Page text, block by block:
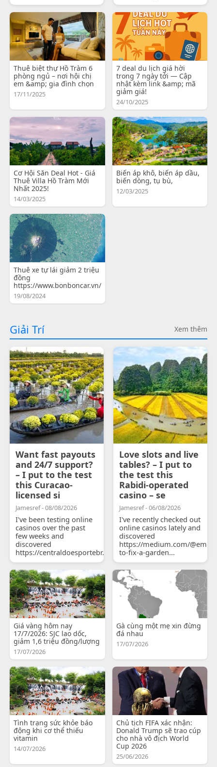
Thuê biệt thự Hồ Tràm 6
phòng ngủ – nơi hội chị
em &amp; gia đình chọn
17/11/2025
7 deal du lịch giá hời
trong 7 ngày tới — Cập
nhật kèm link &amp; mã
giảm giá!
24/10/2025
Cơ Hội Săn Deal Hot - Giá
Thuê Villa Hồ Tràm Mới
Nhất 2025!
14/03/2025
Biến áp khô, biến áp dầu,
biến dòng, tụ bù,
12/03/2025
Thuê xe tự lái giảm 2 triệu
đồng
https://www.bonboncar.vn/
19/08/2024
Giải Trí Xem thêm
Want fast payouts
and 24/7 support?
– I put to the test
this Curacao-
licensed si
Jamesref - 08/08/2026
I've been testing online
casinos over the past
few weeks and
discovered
https://centraldoesportebr.substack.com/p/cucure...
Love slots and live
tables? – I put to
the test this
Rabidi-operated
casino – se
Jamesref - 06/08/2026
I've recently checked out
online casinos lately and
discovered
https://medium.com/
to-fix-a-garden...
Giá vàng hôm nay
17/7/2026: SJC lao dốc,
giảm 1,6 triệu đồng/lượng
17/07/2026
Gà cùng một mẹ xin đừng
đá nhau
17/07/2026
Tình trạng sức khỏe báo
động khi cơ thể thiếu
vitamin
14/07/2026
Chủ tịch FIFA xác nhận:
Donald Trump sẽ trao cúp
cho nhà vô địch World
Cup 2026
25/06/2026